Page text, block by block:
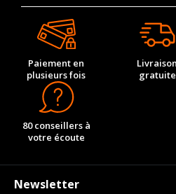
Paiement en
plusieurs fois
Livraison
gratuite
80 conseillers à
votre écoute
Newsletter